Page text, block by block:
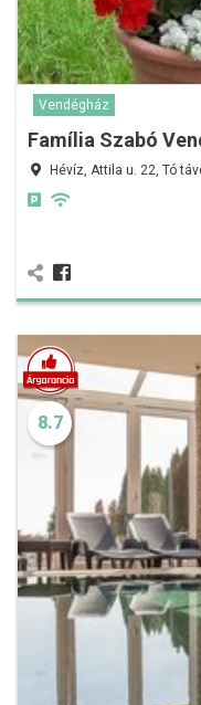
Vendégház
Família Szabó
Hévíz, Attila u. 22, Tó
8.7